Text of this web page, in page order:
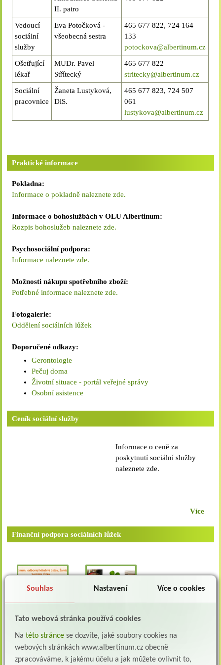
Špaček, ředitel
spokojenost našim klientům,
pro které jsou všední dny
pestřejší.Zaměstnanci
sociálních lůžek jsou
dobrovolníkům vždy k
dispozici a dohlíží na
průběh činností ke
spokojenosti jak klientů, tak
i studentů.Do budoucna si
slibujeme rozšíření této
velmi rádi, že se v dnešní
kteří chtějí poznat, co
jaká je realita života ve
Holečkové, která se stala
děkujeme všem „našim“
dobrovolníkům a jejich
potřebné činnosti
zastřešuje:Dobrovolnické
centrum KONEP, které
funguje od roku 2014 v
příspěvkových organizací
Potočková, vedoucí sestra
II. patro
Vedoucí
sociální
služby
Eva Potočková -
všeobecná sestra
465 677 822, 724 164
133
potockova@albertinum.cz
Ošetřující
lékař
MUDr. Pavel
Střítecký
465 677 822
stritecky@albertinum.cz
Sociální
pracovnice
Žaneta Lustyková,
DiS.
465 677 823, 724 507
061
lustykova@albertinum.cz
Praktické informace
Pokladna:
Informace o pokladně naleznete zde.
Informace o bohoslužbách v OLU Albertinum:
Rozpis bohoslužeb naleznete zde.
Psychosociální podpora:
Informace naleznete zde.
Možnosti nákupu spotřebního zboží:
Potřebné informace naleznete zde.
Fotogalerie:
Oddělení sociálních lůžek
Doporučené odkazy:
Gerontologie
Pečuj doma
Životní situace - portál veřejné správy
Osobní asistence
Ceník sociální služby
Informace o ceně za
poskytnutí sociální služby
naleznete zde.
Více
Finanční podpora sociálních lůžek
Souhlas Nastavení Více o cookies
Tato webová stránka používá cookies
Na této stránce se dozvíte, jaké soubory cookies na
webových stránkách www.albertinum.cz obecně
zpracováváme, k jakému účelu a jak můžete ovlivnit to,